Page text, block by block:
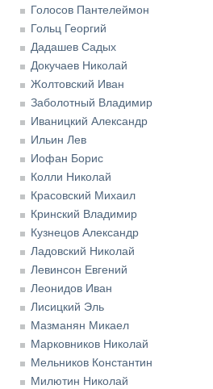
Голосов Пантелеймон
Гольц Георгий
Дадашев Садых
Докучаев Николай
Жолтовский Иван
Заболотный Владимир
Иваницкий Александр
Ильин Лев
Иофан Борис
Колли Николай
Красовский Михаил
Кринский Владимир
Кузнецов Александр
Ладовский Николай
Левинсон Евгений
Леонидов Иван
Лисицкий Эль
Мазманян Микаел
Марковников Николай
Мельников Константин
Милютин Николай